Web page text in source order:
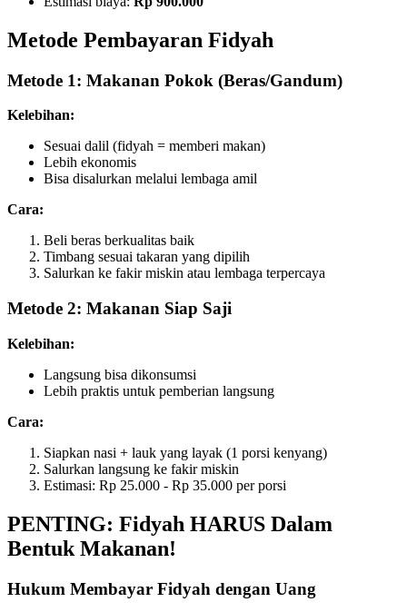
Metode Pembayaran Fidyah
Metode 1: Makanan Pokok (Beras/Gandum)
Kelebihan:
Sesuai dalil (fidyah = memberi makan)
Lebih ekonomis
Bisa disalurkan melalui lembaga amil
Cara:
Beli beras berkualitas baik
Timbang sesuai takaran yang dipilih
Salurkan ke fakir miskin atau lembaga terpercaya
Metode 2: Makanan Siap Saji
Kelebihan:
Langsung bisa dikonsumsi
Lebih praktis untuk pemberian langsung
Cara:
Siapkan nasi + lauk yang layak (1 porsi kenyang)
Salurkan langsung ke fakir miskin
Estimasi: Rp 25.000 - Rp 35.000 per porsi
PENTING: Fidyah HARUS Dalam
Bentuk Makanan!
Hukum Membayar Fidyah dengan Uang